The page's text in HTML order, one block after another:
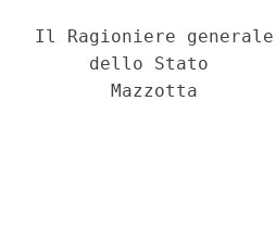
Il Ragioniere generale
     dello Stato